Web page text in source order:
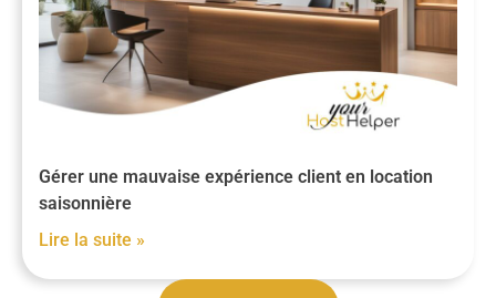
Gérer une mauvaise expérience client en location
saisonnière
Lire la suite »